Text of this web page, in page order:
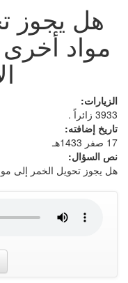
هل يجوز
مواد
الزيارات:
3933 زائراً .
تاريخ إضافته:
17 صفر 1433هـ
نص السؤال:
هل يجوز تحويل الخمر إلى